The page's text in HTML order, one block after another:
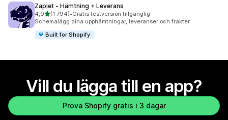
Zapiet ‑ Hämtning + Leverans
4,9av 5 stjärnor
(1 794)
1794 recensioner totalt
•Gratis testversion tillgänglig
Schemalägg dina upphämtningar, leveranser och frakter
Built for Shopify
Vill du lägga till en app?
Prova Shopify gratis i 3 dagar